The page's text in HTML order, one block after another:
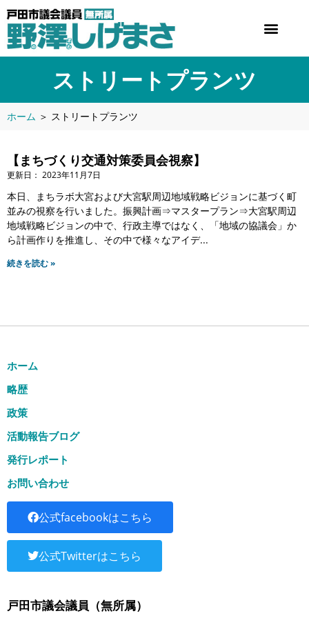
ストリートプランツ
ホーム ＞ ストリートプランツ
【まちづくり交通対策委員会視察】
2023年11月7日
本日、まちラボ大宮および大宮駅周辺地域戦略ビジョンに基づく町
並みの視察を行いました。振興計画⇒マスタープラン⇒大宮駅周辺
地域戦略ビジョンの中で、行政主導ではなく、「地域の協議会」か
ら計画作りを推進し、その中で様々なアイデ
続きを読む »
ホーム
略歴
政策
活動報告ブログ
発行レポート
お問い合わせ
公式facebookはこちら
公式Twitterはこちら
戸田市議会議員（無所属）